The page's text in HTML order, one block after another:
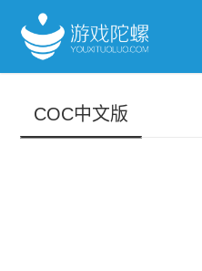
COC中文版